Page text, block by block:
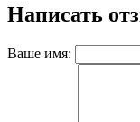
Написать
Ваше имя: